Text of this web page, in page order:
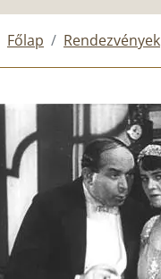
Főlap Rendezvények